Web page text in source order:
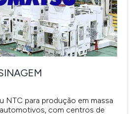
NTC para produção em massa
com centros de